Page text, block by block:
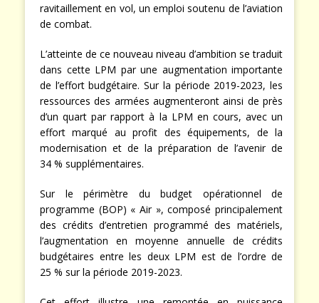
ravitaillement en vol, un emploi soutenu de l’aviation
de combat.
L’atteinte de ce nouveau niveau d’ambition se traduit
dans cette LPM par une augmentation importante
de l’effort budgétaire. Sur la période 2019-2023, les
ressources des armées augmenteront ainsi de près
d’un quart par rapport à la LPM en cours, avec un
effort marqué au profit des équipements, de la
modernisation et de la préparation de l’avenir de
34 % supplémentaires.
Sur le périmètre du budget opérationnel de
programme (BOP) « Air », composé principalement
des crédits d’entretien programmé des matériels,
l’augmentation en moyenne annuelle de crédits
budgétaires entre les deux LPM est de l’ordre de
25 % sur la période 2019-2023.